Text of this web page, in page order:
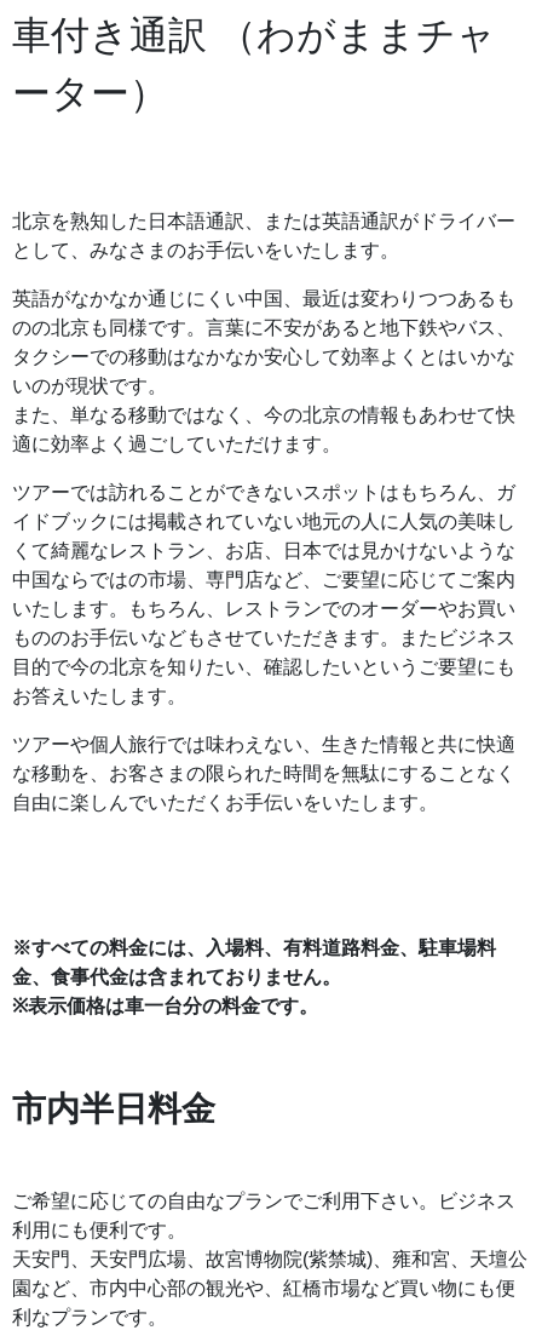
車付き通訳 （わがままチャ
ーター）
北京を熟知した日本語通訳、または英語通訳がドライバー
として、みなさまのお手伝いをいたします。
英語がなかなか通じにくい中国、最近は変わりつつあるも
のの北京も同様です。言葉に不安があると地下鉄やバス、
タクシーでの移動はなかなか安心して効率よくとはいかな
いのが現状です。
また、単なる移動ではなく、今の北京の情報もあわせて快
適に効率よく過ごしていただけます。
ツアーでは訪れることができないスポットはもちろん、ガ
イドブックには掲載されていない地元の人に人気の美味し
くて綺麗なレストラン、お店、日本では見かけないような
中国ならではの市場、専門店など、ご要望に応じてご案内
いたします。もちろん、レストランでのオーダーやお買い
もののお手伝いなどもさせていただきます。またビジネス
目的で今の北京を知りたい、確認したいというご要望にも
お答えいたします。
ツアーや個人旅行では味わえない、生きた情報と共に快適
な移動を、お客さまの限られた時間を無駄にすることなく
自由に楽しんでいただくお手伝いをいたします。
※すべての料金には、入場料、有料道路料金、駐車場料
金、食事代金は含まれておりません。
※表示価格は車一台分の料金です。
市内半日料金
ご希望に応じての自由なプランでご利用下さい。ビジネス
利用にも便利です。
天安門、天安門広場、故宮博物院(紫禁城)、雍和宮、天壇公
園など、市内中心部の観光や、紅橋市場など買い物にも便
利なプランです。